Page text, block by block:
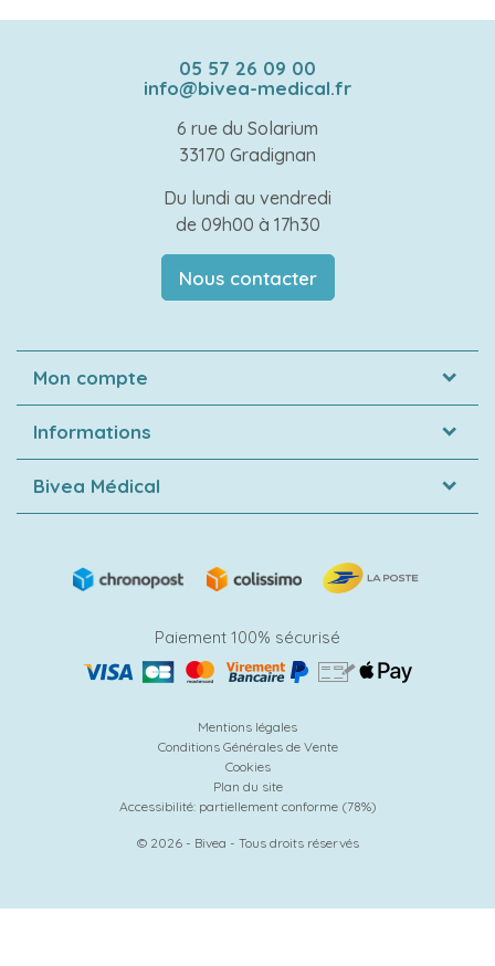
05 57 26 09 00
info@bivea-medical.fr
6 rue du Solarium
33170 Gradignan
Du lundi au vendredi
de 09h00 à 17h30
Nous contacter
Mon compte
Informations
Bivea Médical
Paiement 100% sécurisé
Mentions légales
Conditions Générales de Vente
Cookies
Plan du site
Accessibilité: partiellement conforme (78%)
© 2026 - Bivea - Tous droits réservés